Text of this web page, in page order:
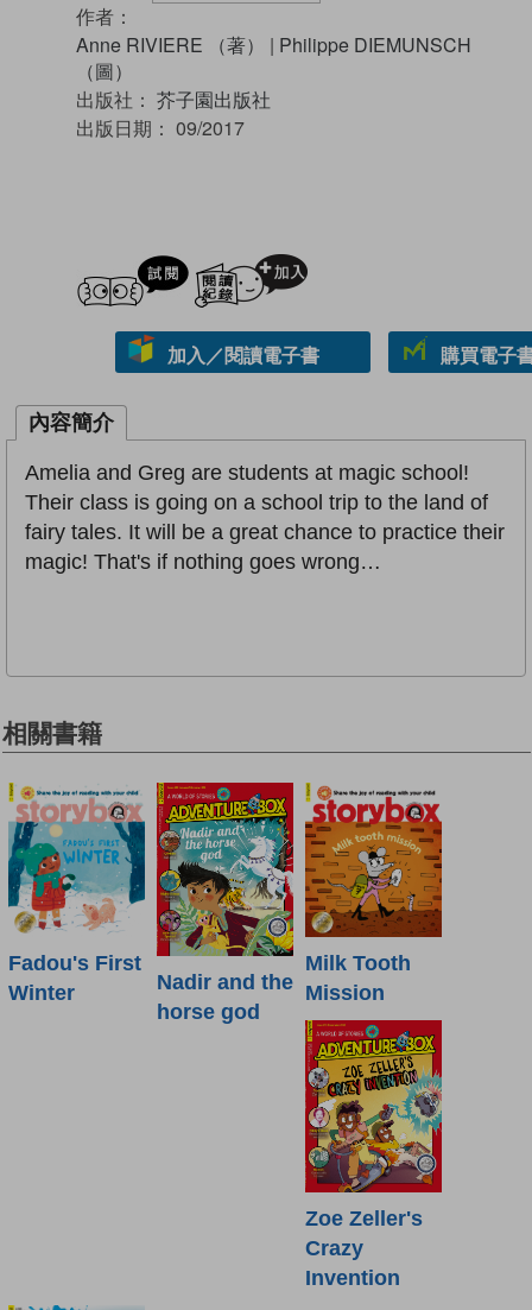
作者：
Anne RIVIERE （著）
| Philippe DIEMUNSCH
（圖）
出版社： 芥子園出版社
出版日期： 09/2017
試閲
加入／閱讀電子書 購買電子
內容簡介
Amelia and Greg are students at magic school!
Their class is going on a school trip to the land of
fairy tales. It will be a great chance to practice their
magic! That's if nothing goes wrong…
相關書籍
Fadou's First
Winter
Nadir and the
horse god
Milk Tooth
Mission
Zoe Zeller's
Crazy
Invention